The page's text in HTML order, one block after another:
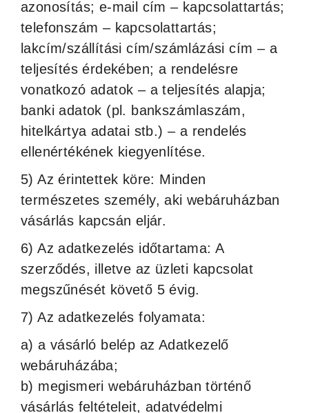
azonosítás; e-mail cím – kapcsolattartás;
telefonszám – kapcsolattartás;
lakcím/szállítási cím/számlázási cím – a
teljesítés érdekében; a rendelésre
vonatkozó adatok – a teljesítés alapja;
banki adatok (pl. bankszámlaszám,
hitelkártya adatai stb.) – a rendelés
ellenértékének kiegyenlítése.
5) Az érintettek köre: Minden
természetes személy, aki webáruházban
vásárlás kapcsán eljár.
6) Az adatkezelés időtartama: A
szerződés, illetve az üzleti kapcsolat
megszűnését követő 5 évig.
7) Az adatkezelés folyamata:
a) a vásárló belép az Adatkezelő
webáruházába;
b) megismeri webáruházban történő
vásárlás feltételeit, adatvédelmi